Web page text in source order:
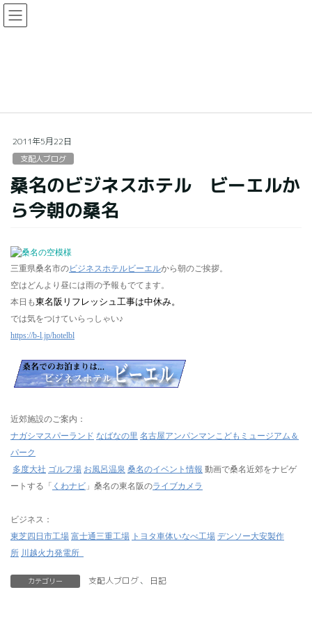
コ
ン
動
ナ
ビ
に
2011年5月22日
支配人ブログ
桑名のビジネスホテル ビーエルか
ら今朝の桑名
三重県桑名市のビジネスホテルビーエルから朝のご挨拶。
空はどんより昼には雨の予報もでてます。
本日も東名阪リフレッシュ工事は中休み。
では気をつけていらっしゃい♪
https://b-l.jp/hotelbl
近郊施設のご案内：
ナガシマスパーランド なばなの里 名古屋アンパンマンこどもミュージアム＆
パーク
多度大社 ゴルフ場 お風呂温泉 桑名のイベント情報 動画で桑名近郊をナビゲ
ートする「 くわナビ 」桑名の東名阪のライブカメラ
ビジネス：
東芝四日市工場 富士通三重工場 トヨタ車体いなべ工場 デンソー大安製作
所 川越火力発電所
カテゴリー 支配人ブログ、 日記